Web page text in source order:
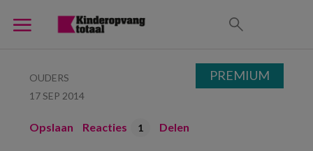
OUDERS
17 SEP 2014
Opslaan Reacties 1 Delen
PREMIUM